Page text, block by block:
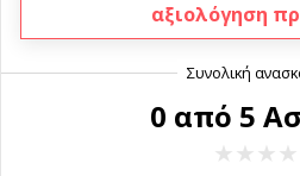
αξιολόγηση
0 από 5